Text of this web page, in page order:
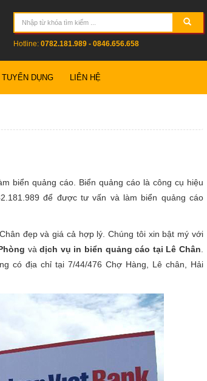
Hotline: 0782.181.989 - 0846.656.658
TUYỂN DỤNG LIÊN HỆ
biển quảng cáo. Biển quảng cáo là công cụ hiệu
để được tư vấn và làm biển quảng cáo
đẹp và giá cả hợp lý. Chúng tôi xin bật mý với
vàdịch vụ in biển quảng cáo tại Lê Chân
có địa chỉ tại 7/44/476 Chợ Hàng, Lê chân, Hải